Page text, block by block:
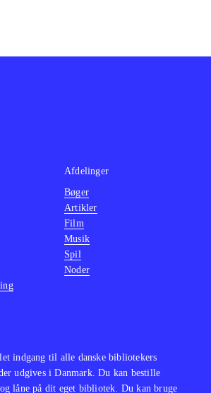
indgang til alle danske bibliotekers
udgives i Danmark. Du kan bestille
låne på dit eget bibliotek. Du kan bruge
Afdelinger
Bøger
Artikler
Film
Musik
Spil
Noder